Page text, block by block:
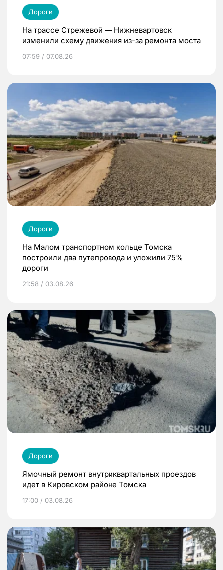
Дороги
На трассе Стрежевой — Нижневартовск
изменили схему движения из-за ремонта моста
07:59 / 07.08.26
Дороги
На Малом транспортном кольце Томска
построили два путепровода и уложили 75%
дороги
21:58 / 03.08.26
Дороги
Ямочный ремонт внутриквартальных проездов
идет в Кировском районе Томска
17:00 / 03.08.26